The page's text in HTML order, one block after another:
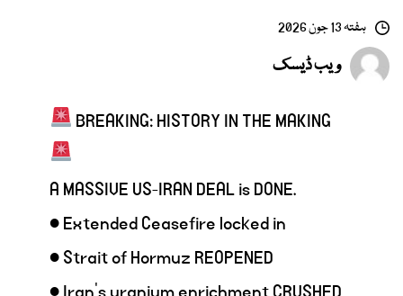
ہفتہ 13 جون 2026
ویب ڈیسک
BREAKING: HISTORY IN THE MAKING
A MASSIVE US-IRAN DEAL is DONE.
• Extended Ceasefire locked in
• Strait of Hormuz REOPENED